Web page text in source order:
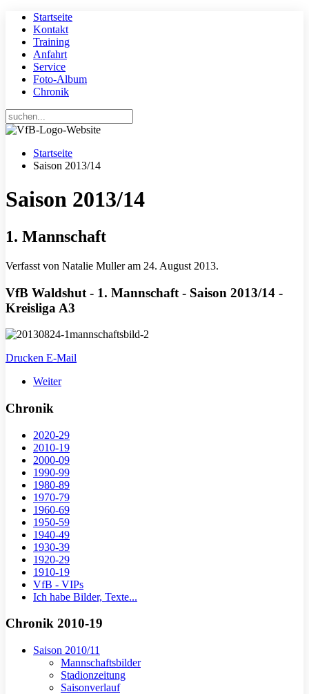
Startseite
Kontakt
Training
Anfahrt
Service
Foto-Album
Chronik
Startseite
Saison 2013/14
Saison 2013/14
1. Mannschaft
Verfasst von Natalie Muller am 24. August 2013.
VfB Waldshut - 1. Mannschaft - Saison 2013/14 -
Kreisliga A3
Drucken E-Mail
Weiter
Chronik
2020-29
2010-19
2000-09
1990-99
1980-89
1970-79
1960-69
1950-59
1940-49
1930-39
1920-29
1910-19
VfB - VIPs
Ich habe Bilder, Texte...
Chronik 2010-19
Saison 2010/11
Mannschaftsbilder
Stadionzeitung
Saisonverlauf